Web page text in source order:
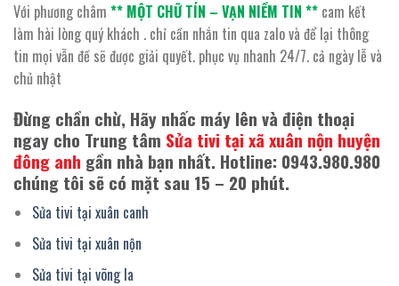
Với phương châm ** MỘT CHỮ TÍN – VẠN NIỀM TIN ** cam kết
làm hài lòng quý khách . chỉ cần nhắn tin qua zalo và để lại thông
tin mọi vẫn đề sẽ được giải quyết. phục vụ nhanh 24/7. cả ngày lễ và
chủ nhật
Đừng chần chừ, Hãy nhấc máy lên và điện thoại
ngay cho Trung tâm Sửa tivi tại xã xuân nộn huyện
đông anh gần nhà bạn nhất. Hotline: 0943.980.980
chúng tôi sẽ có mặt sau 15 – 20 phút.
Sửa tivi tại xuân canh
Sửa tivi tại xuân nộn
Sửa tivi tại võng la